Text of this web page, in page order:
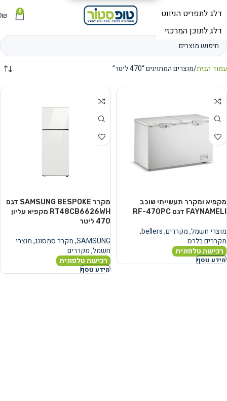
תפריט 0
₪
עמוד הבית מוצרים המתויגים “470 ליטר”
מקפיא ומקרר תעשייתי שוכב
FAYNAMELI דגם RF-470PC
מוצרי חשמל,מקררים,
bellers
,
מקררים בלרס
רכישה טלפונית
מידע נוסף
מקרר SAMSUNG BESPOKE דגם
RT48CB6626WH מקפיא עליון
SAMSUNG
,מקרר סמסונג,מוצרי
חשמל,מקררים
רכישה טלפונית
מידע נוסף